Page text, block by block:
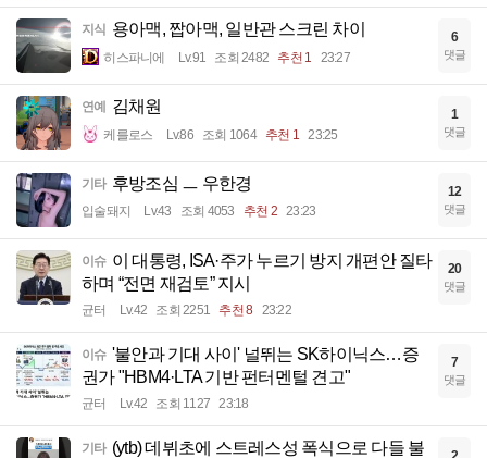
지식 용아맥, 짭아맥, 일반관 스크린 차이
히스파니에 Lv.91 조회 2482 추천 1 23:27
6
댓글
연예 김채원
케를로스 Lv.86 조회 1064 추천 1 23:25
1
댓글
기타 후방조심 ㅡ 우한경
입술돼지 Lv.43 조회 4053 추천 2 23:23
12
댓글
이슈 이 대통령, ISA·주가 누르기 방지 개편안 질타
하며 “전면 재검토” 지시
균터 Lv.42 조회 2251 추천 8 23:22
20
댓글
이슈 '불안과 기대 사이' 널뛰는 SK하이닉스…증
권가 "HBM4·LTA 기반 펀터멘털 견고"
균터 Lv.42 조회 1127 23:18
7
댓글
기타 (ytb) 데뷔초에 스트레스성 폭식으로 다들 불